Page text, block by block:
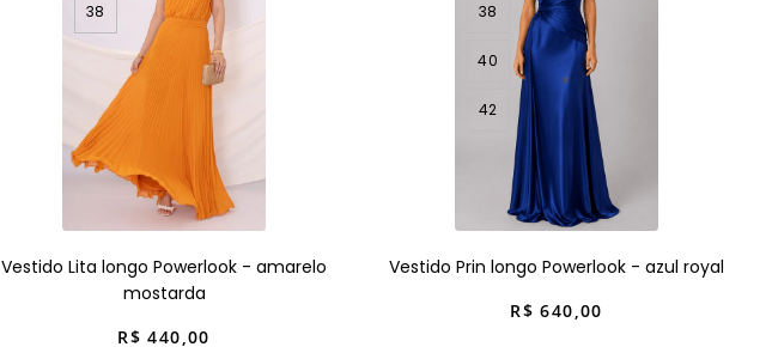
38
Vestido Lita longo Powerlook - amarelo
mostarda
R$ 440,00
38
40
42
Vestido Prin longo Powerlook - azul royal
R$ 640,00